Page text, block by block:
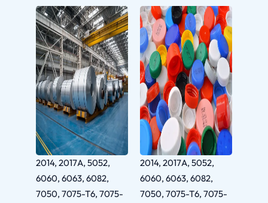
2014, 2017A, 5052,
6060, 6063, 6082,
7050, 7075-T6, 7075-
2014, 2017A, 5052,
6060, 6063, 6082,
7050, 7075-T6, 7075-